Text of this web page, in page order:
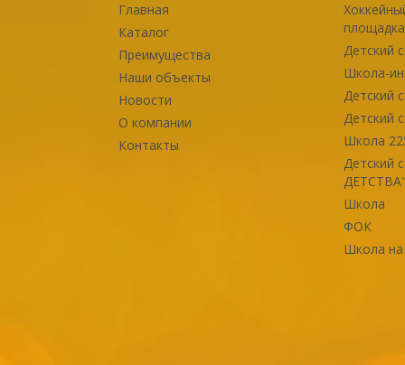
Главная
Каталог
Преимущества
Наши объекты
Новости
О компании
Контакты
площадка
Детский
Школа-
Детский
Детский
Школа
Детский
Школа
ФОК
Школа